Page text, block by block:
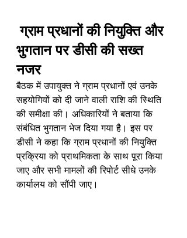
ग्राम प्रधानों की नियुक्ति और
भुगतान पर डीसी की सख्त
नजर
बैठक में उपायुक्त ने ग्राम प्रधानों एवं उनके
सहयोगियों को दी जाने वाली राशि की स्थिति
की समीक्षा की। अधिकारियों ने बताया कि
संबंधित भुगतान भेज दिया गया है। इस पर
डीसी ने कहा कि ग्राम प्रधानों की नियुक्ति
प्रक्रिया को प्राथमिकता के साथ पूरा किया
जाए और सभी मामलों की रिपोर्ट सीधे उनके
कार्यालय को सौंपी जाए।